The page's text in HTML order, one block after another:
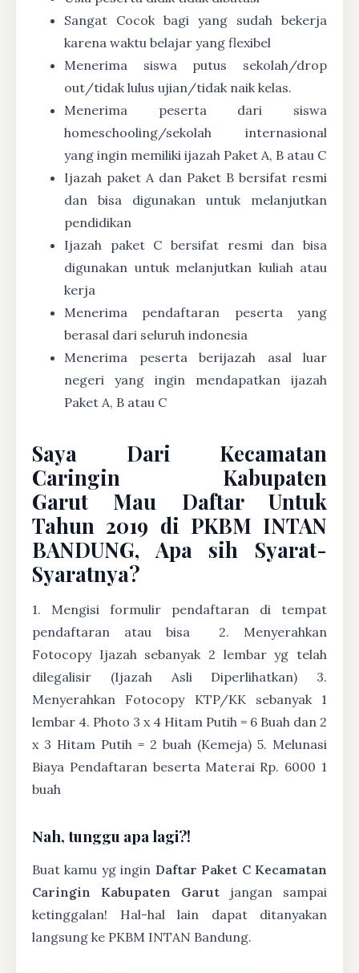
Sangat Cocok bagi yang sudah bekerja
karena waktu belajar yang flexibel
Menerima siswa putus sekolah/drop
out/tidak lulus ujian/tidak naik kelas.
Menerima peserta dari siswa
homeschooling/sekolah internasional
yang ingin memiliki ijazah Paket A, B atau C
Ijazah paket A dan Paket B bersifat resmi
dan bisa digunakan untuk melanjutkan
pendidikan
Ijazah paket C bersifat resmi dan bisa
digunakan untuk melanjutkan kuliah atau
kerja
Menerima pendaftaran peserta yang
berasal dari seluruh indonesia
Menerima peserta berijazah asal luar
negeri yang ingin mendapatkan ijazah
Paket A, B atau C
Saya Dari Kecamatan
Caringin Kabupaten
Garut Mau Daftar Untuk
Tahun 2019 di PKBM INTAN
BANDUNG, Apa sih Syarat-
Syaratnya?
1. Mengisi formulir pendaftaran di tempat
pendaftaran atau bisa
2. Menyerahkan
Fotocopy Ijazah sebanyak 2 lembar yg telah
dilegalisir (Ijazah Asli Diperlihatkan) 3.
Menyerahkan Fotocopy KTP/KK sebanyak 1
lembar 4. Photo 3 x 4 Hitam Putih = 6 Buah dan 2
x 3 Hitam Putih = 2 buah (Kemeja) 5. Melunasi
Biaya Pendaftaran beserta Materai Rp. 6000 1
buah
Nah, tunggu apa lagi?!
Buat kamu yg ingin Daftar Paket C Kecamatan
Caringin Kabupaten Garut jangan sampai
ketinggalan! Hal-hal lain dapat ditanyakan
langsung ke PKBM INTAN Bandung.